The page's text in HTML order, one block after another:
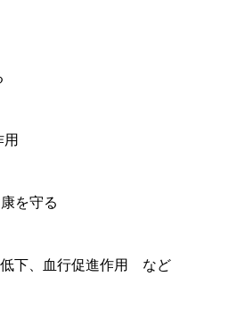
を守る
低下、血行促進作用 など